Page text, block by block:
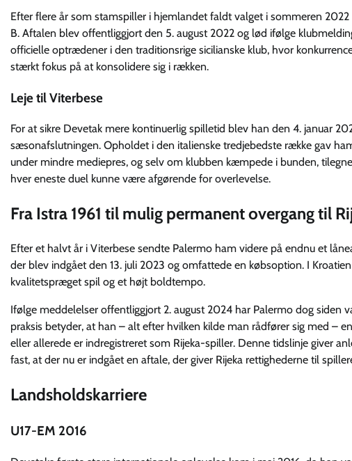
Efter flere år som stamspiller i hjemlandet faldt valget i sommeren
B. Aftalen blev offentliggjort den 5. august 2022 og lød ifølge
officielle optrædener i den traditionsrige sicilianske klub, hvor
stærkt fokus på at konsolidere sig i rækken.
Leje til Viterbese
For at sikre Devetak mere kontinuerlig spilletid blev han den 4. januar
sæsonafslutningen. Opholdet i den italienske tredjebedste række gav
under mindre mediepres, og selv om klubben kæmpede i bunden,
hver eneste duel kunne være afgørende for overlevelse.
Fra Istra 1961 til mulig permanent overgang til
Efter et halvt år i Viterbese sendte Palermo ham videre på endnu et
der blev indgået den 13. juli 2023 og omfattede en købsoption. I
kvalitetspræget spil og et højt boldtempo.
Ifølge meddelelser offentliggjort 2. august 2024 har Palermo dog siden
praksis betyder, at han – alt efter hvilken kilde man rådfører sig med –
eller allerede er indregistreret som Rijeka-spiller. Denne tidslinje giver
fast, at der nu er indgået en aftale, der giver Rijeka rettighederne til
Landsholdskarriere
U17-EM 2016